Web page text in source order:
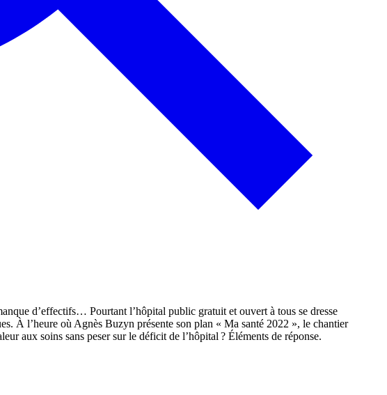
d’effectifs… Pourtant l’hôpital public gratuit et ouvert à tous se dresse
À l’heure où Agnès Buzyn présente son plan « Ma santé 2022 », le chantier
aux soins sans peser sur le déficit de l’hôpital ? Éléments de réponse.